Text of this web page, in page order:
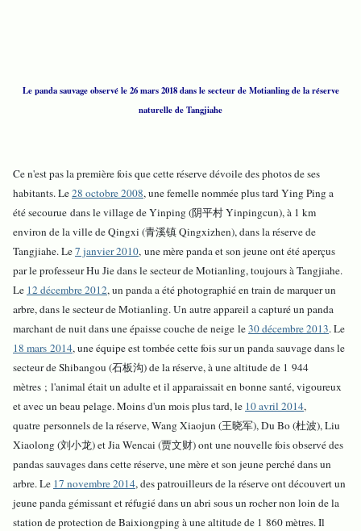
Le panda sauvage observé le 26 mars 2018 dans le secteur de Motianling de la réserve
naturelle de Tangjiahe
Ce n'est pas la première fois que cette réserve dévoile des photos de ses
habitants. Le28 octobre 2008, une femelle nommée plus tard Ying Ping a
été secourue dans le village de Yinping (阴平村 Yinpingcun), à 1 km
environ de la ville de Qingxi (青溪镇 Qingxizhen), dans la réserve de
Tangjiahe. Le7 janvier 2010, une mère panda et son jeune ont été aperçus
par le professeur Hu Jie dans le secteur de Motianling, toujours à Tangjiahe.
Le 12 décembre 2012, un panda a été photographié en train de marquer un
arbre, dans le secteur de Motianling. Un autre appareil a capturé un panda
marchant de nuit dans une épaisse couche de neige le30 décembre 2013. Le
18 mars 2014, une équipe est tombée cette fois sur un panda sauvage dans le
secteur de Shibangou (石板沟) de la réserve, à une altitude de 1 944
mètres ; l'animal était un adulte et il apparaissait en bonne santé, vigoureux
et avec un beau pelage. Moins d'un mois plus tard, le 10 avril 2014,
quatre personnels de la réserve, Wang Xiaojun (王晓军), Du Bo (杜波), Liu
Xiaolong (刘小龙) et Jia Wencai (贾文财) ont une nouvelle fois observé des
pandas sauvages dans cette réserve, une mère et son jeune perché dans un
arbre. Le 17 novembre 2014, des patrouilleurs de la réserve ont découvert un
jeune panda gémissant et réfugié dans un abri sous un rocher non loin de la
station de protection de Baixiongping à une altitude de 1 860 mètres. Il